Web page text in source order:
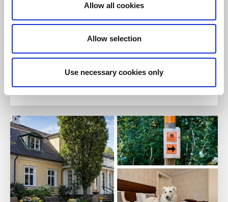
Allow all cookies
Allow selection
Use necessary cookies only
Tæt på vandrestierne Bohusleden og Kuststigen
Hundevenlig camping
Nærmeste vandrerute:Bohusleden etape 16og
Bohusleden etape 17
Til hjemmesiden